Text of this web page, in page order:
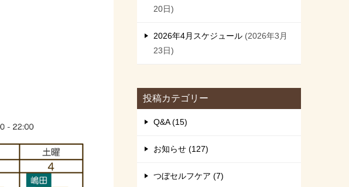
20日
2026年4月スケジュール
2026年3月
23日
投稿カテゴリー
Q&A (15)
お知らせ (127)
つぼセルフケア (7)